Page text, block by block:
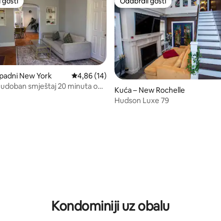
recenzija: 230
gosti
New York Prosječna ocjena: 4,86/5, recenzija: 14
4,86 (14)
smještaj 20 minuta od
Odabrali gosti
Kuća – New Rochelle
Hudson Luxe 79
Kondominiji uz obalu